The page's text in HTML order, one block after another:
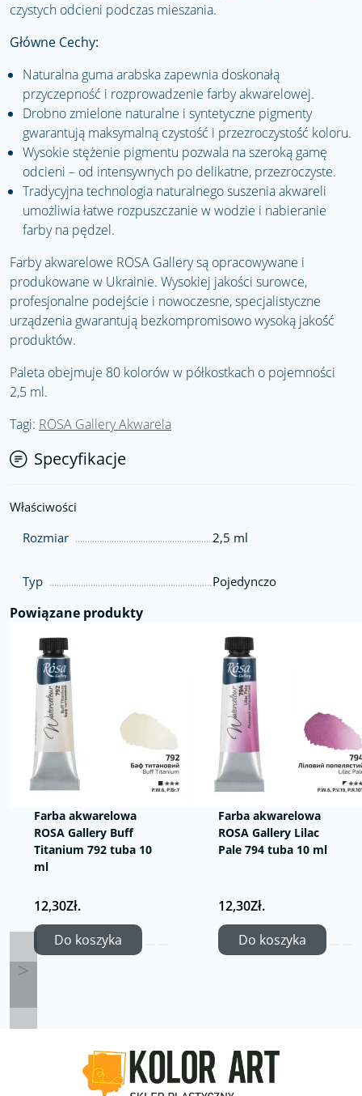
czystych odcieni podczas mieszania.
Główne Cechy:
Naturalna guma arabska zapewnia doskonałą
przyczepność i rozprowadzenie farby akwarelowej.
Drobno zmielone naturalne i syntetyczne pigmenty
gwarantują maksymalną czystość i przezroczystość koloru.
Wysokie stężenie pigmentu pozwala na szeroką gamę
odcieni – od intensywnych po delikatne, przezroczyste.
Tradycyjna technologia naturalnego suszenia akwareli
umożliwia łatwe rozpuszczanie w wodzie i nabieranie
farby na pędzel.
Farby akwarelowe ROSA Gallery są opracowywane i
produkowane w Ukrainie. Wysokiej jakości surowce,
profesjonalne podejście i nowoczesne, specjalistyczne
urządzenia gwarantują bezkompromisowo wysoką jakość
produktów.
Paleta obejmuje 80 kolorów w półkostkach o pojemności
2,5 ml.
Tagi: ROSA Gallery Akwarela
Specyfikacje
Właściwości
Rozmiar
2,5 ml
Typ Pojedynczo
Powiązane produkty
Farba akwarelowa
ROSA Gallery Buff
Titanium 792 tuba 10
ml
12,30Zł.
Do koszyka
Farba akwarelowa
ROSA Gallery Lilac
Pale 794 tuba 10 ml
12,30Zł.
Do koszyka